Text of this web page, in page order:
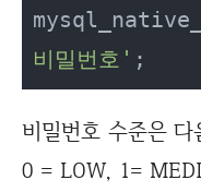
비밀번호' ;
비밀번호 수준은 다
0 = LOW, 1=